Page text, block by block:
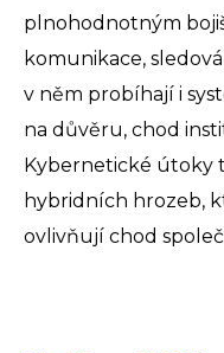
plnohodnotným
komunikace,
v něm probíhají i
na důvěru, chod
Kybernetické útoky
hybridních hrozeb,
ovlivňují chod